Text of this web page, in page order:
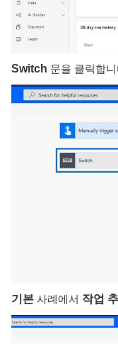
Switch 문을 클릭합
기본 사례에서 작업